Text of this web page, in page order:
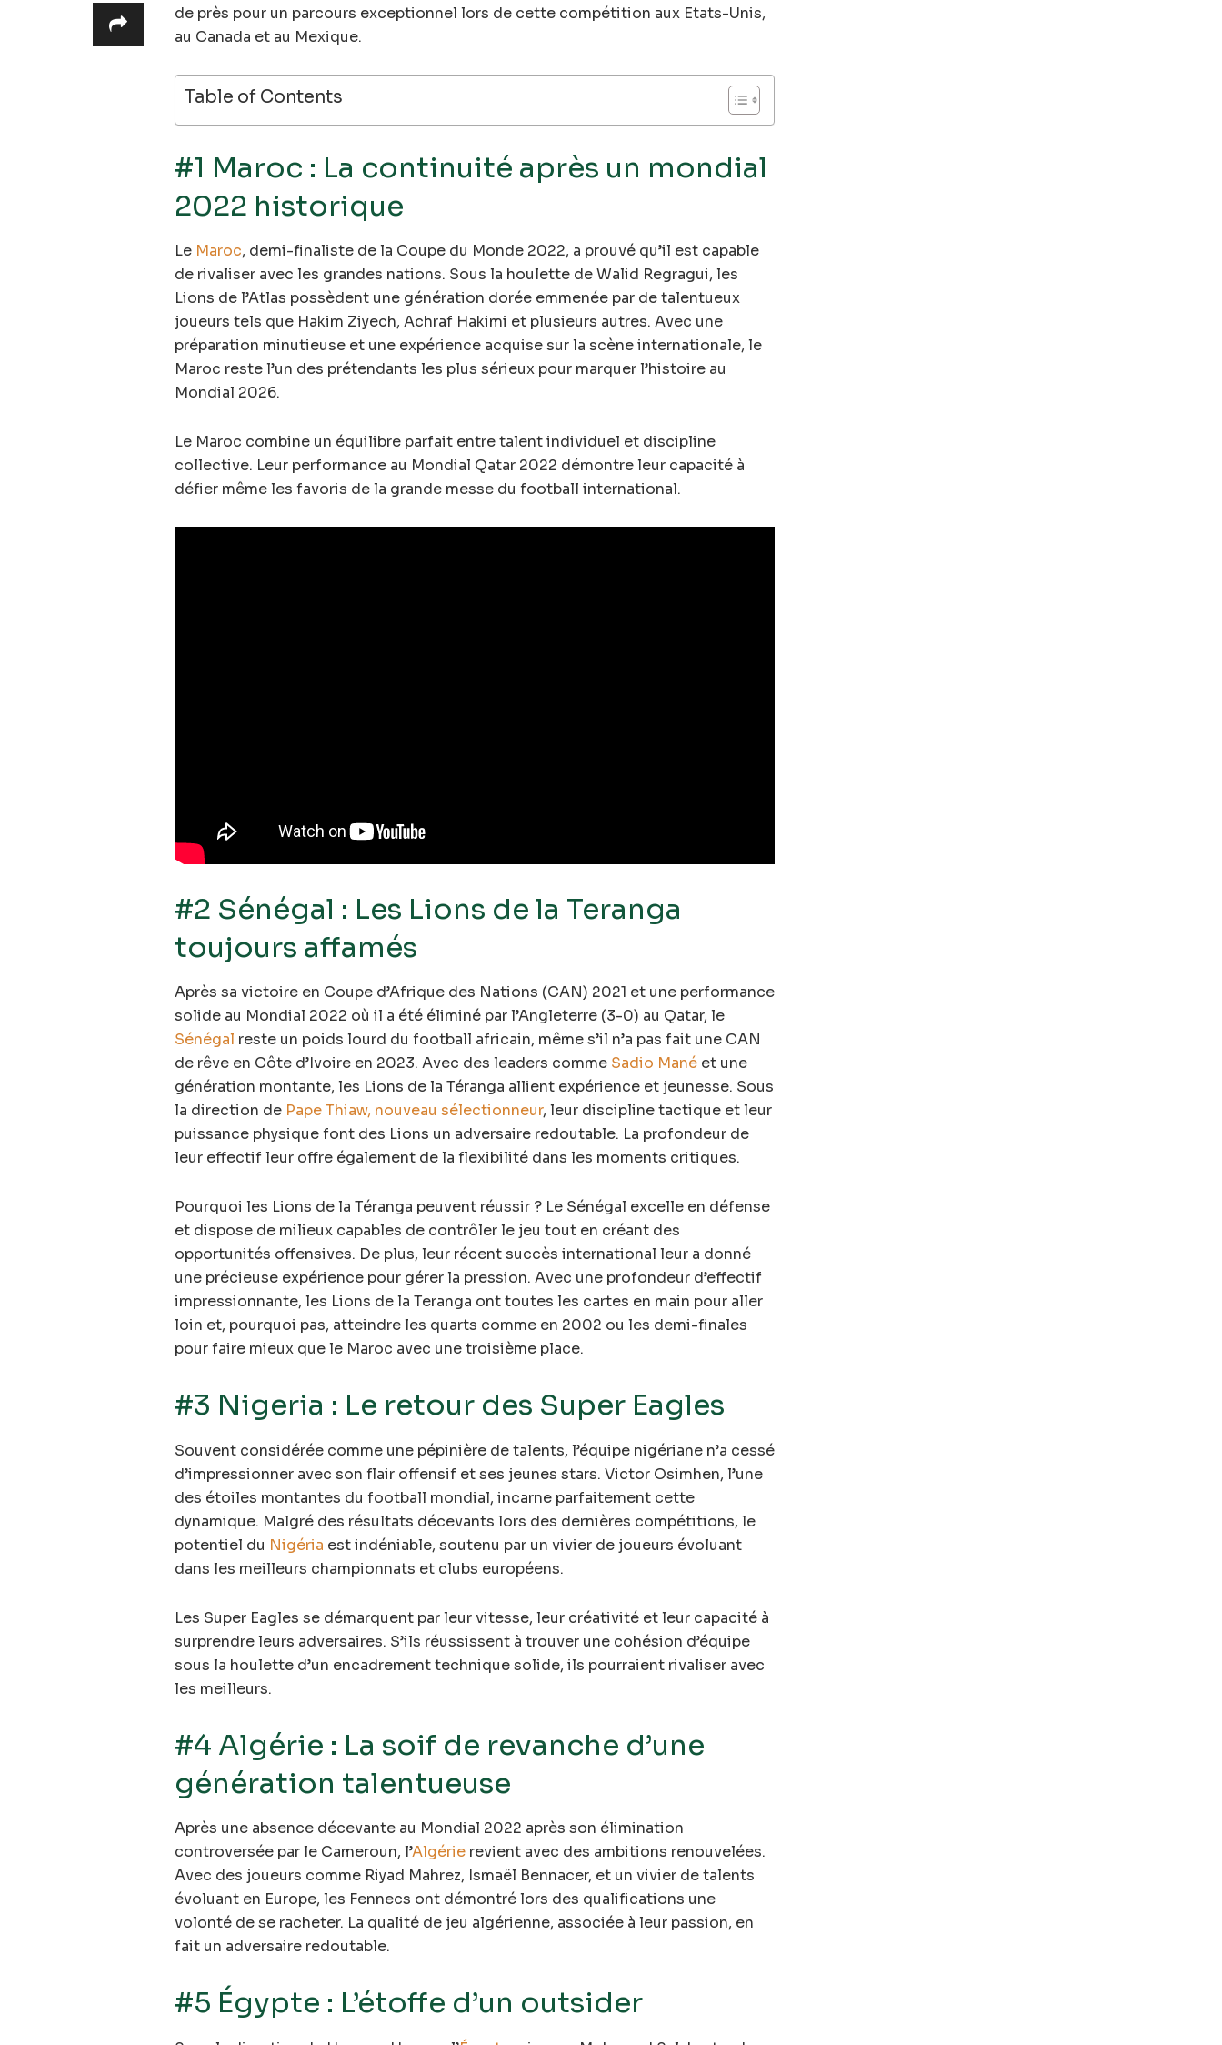
de près pour un parcours exceptionnel lors de cette compétition aux Etats-Unis,
au Canada et au Mexique.
Table of Contents
#1 Maroc : La continuité après un mondial
2022 historique
Le Maroc, demi-finaliste de la Coupe du Monde 2022, a prouvé qu’il est capable
de rivaliser avec les grandes nations. Sous la houlette de Walid Regragui, les
Lions de l’Atlas possèdent une génération dorée emmenée par de talentueux
joueurs tels que Hakim Ziyech, Achraf Hakimi et plusieurs autres. Avec une
préparation minutieuse et une expérience acquise sur la scène internationale, le
Maroc reste l’un des prétendants les plus sérieux pour marquer l’histoire au
Mondial 2026.
Le Maroc combine un équilibre parfait entre talent individuel et discipline
collective. Leur performance au Mondial Qatar 2022 démontre leur capacité à
défier même les favoris de la grande messe du football international.
#2 Sénégal : Les Lions de la Teranga
toujours affamés
Après sa victoire en Coupe d’Afrique des Nations (CAN) 2021 et une performance
solide au Mondial 2022 où il a été éliminé par l’Angleterre (3-0) au Qatar, le
Sénégal reste un poids lourd du football africain, même s’il n’a pas fait une CAN
de rêve en Côte d’Ivoire en 2023. Avec des leaders comme Sadio Mané et une
génération montante, les Lions de la Téranga allient expérience et jeunesse. Sous
la direction de Pape Thiaw, nouveau sélectionneur, leur discipline tactique et leur
puissance physique font des Lions un adversaire redoutable. La profondeur de
leur effectif leur offre également de la flexibilité dans les moments critiques.
Pourquoi les Lions de la Téranga peuvent réussir ? Le Sénégal excelle en défense
et dispose de milieux capables de contrôler le jeu tout en créant des
opportunités offensives. De plus, leur récent succès international leur a donné
une précieuse expérience pour gérer la pression. Avec une profondeur d’effectif
impressionnante, les Lions de la Teranga ont toutes les cartes en main pour aller
loin et, pourquoi pas, atteindre les quarts comme en 2002 ou les demi-finales
pour faire mieux que le Maroc avec une troisième place.
#3 Nigeria : Le retour des Super Eagles
Souvent considérée comme une pépinière de talents, l’équipe nigériane n’a cessé
d’impressionner avec son flair offensif et ses jeunes stars. Victor Osimhen, l’une
des étoiles montantes du football mondial, incarne parfaitement cette
dynamique. Malgré des résultats décevants lors des dernières compétitions, le
potentiel du Nigéria est indéniable, soutenu par un vivier de joueurs évoluant
dans les meilleurs championnats et clubs européens.
Les Super Eagles se démarquent par leur vitesse, leur créativité et leur capacité à
surprendre leurs adversaires. S’ils réussissent à trouver une cohésion d’équipe
sous la houlette d’un encadrement technique solide, ils pourraient rivaliser avec
les meilleurs.
#4 Algérie : La soif de revanche d’une
génération talentueuse
Après une absence décevante au Mondial 2022 après son élimination
controversée par le Cameroun, l’Algérie revient avec des ambitions renouvelées.
Avec des joueurs comme Riyad Mahrez, Ismaël Bennacer, et un vivier de talents
évoluant en Europe, les Fennecs ont démontré lors des qualifications une
volonté de se racheter. La qualité de jeu algérienne, associée à leur passion, en
fait un adversaire redoutable.
#5 Égypte : L’étoffe d’un outsider